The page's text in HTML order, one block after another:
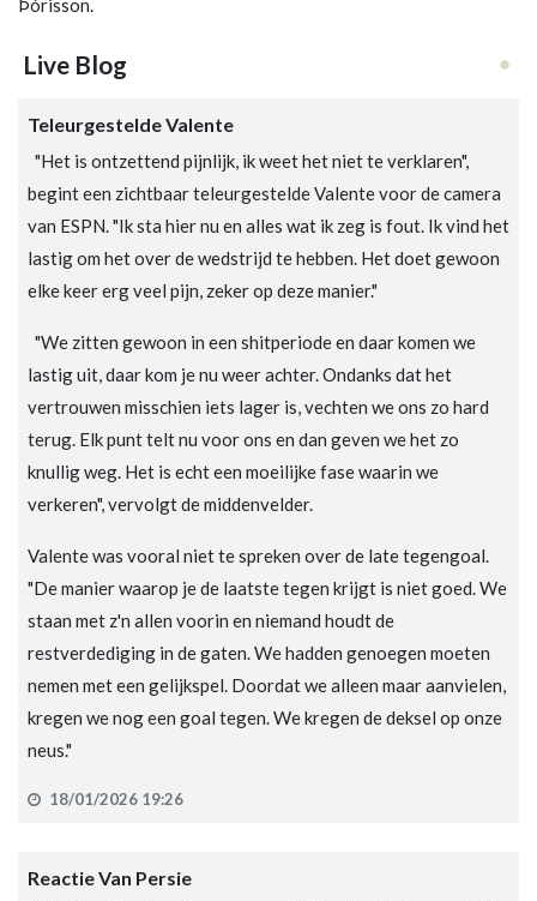
Þórisson.
Live Blog
Teleurgestelde Valente
"Het is ontzettend pijnlijk, ik weet het niet te verklaren",
begint een zichtbaar teleurgestelde Valente voor de camera
van ESPN. "Ik sta hier nu en alles wat ik zeg is fout. Ik vind het
lastig om het over de wedstrijd te hebben. Het doet gewoon
elke keer erg veel pijn, zeker op deze manier."
"We zitten gewoon in een shitperiode en daar komen we
lastig uit, daar kom je nu weer achter. Ondanks dat het
vertrouwen misschien iets lager is, vechten we ons zo hard
terug. Elk punt telt nu voor ons en dan geven we het zo
knullig weg. Het is echt een moeilijke fase waarin we
verkeren", vervolgt de middenvelder.
Valente was vooral niet te spreken over de late tegengoal.
"De manier waarop je de laatste tegen krijgt is niet goed. We
staan met z'n allen voorin en niemand houdt de
restverdediging in de gaten. We hadden genoegen moeten
nemen met een gelijkspel. Doordat we alleen maar aanvielen,
kregen we nog een goal tegen. We kregen de deksel op onze
neus."
18/01/2026 19:26
Reactie Van Persie